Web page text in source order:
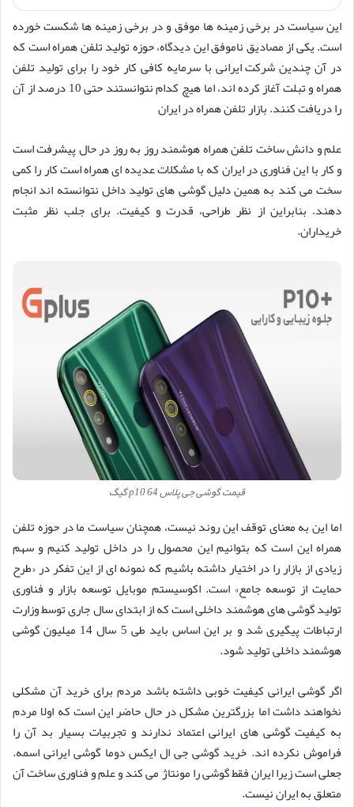
این سیاست در برخی زمینه ها موفق و در برخی زمینه ها شکست خورده
است. یکی از مصادیق ناموفق این دیدگاه، حوزه تولید تلفن همراه است که
در آن چندین شرکت ایرانی با سرمایه کافی کار خود را برای تولید تلفن
همراه و تبلت آغاز کرده اند، اما هیچ کدام نتوانستند حتی 10 درصد از آن
را دریافت کنند. بازار تلفن همراه در ایران
علم و دانش ساخت تلفن همراه هوشمند روز به روز در حال پیشرفت است
و کار با این فناوری در ایران که با مشکلات عدیده ای همراه است کار را کمی
سخت می کند به همین دلیل گوشی های تولید داخل نتوانسته اند انجام
دهند. بنابراین از نظر طراحی، قدرت و کیفیت. برای جلب نظر مثبت
خریداران.
قیمت گوشی جی پلاس p10 64 گیگ
اما این به معنای توقف این روند نیست، همچنان سیاست ما در حوزه تلفن
همراه این است که بتوانیم این محصول را در داخل تولید کنیم و سهم
زیادی از بازار را در اختیار داشته باشیم که نمونه ای از این تفکر در «طرح
حمایت از توسعه جامع» است. اکوسیستم موبایل توسعه بازار و فناوری
تولید گوشی های هوشمند داخلی است که از ابتدای سال جاری توسط وزارت
ارتباطات پیگیری شد و بر این اساس باید طی 5 سال 14 میلیون گوشی
هوشمند داخلی تولید شود.
اگر گوشی ایرانی کیفیت خوبی داشته باشد مردم برای خرید آن مشکلی
نخواهند داشت اما بزرگترین مشکل در حال حاضر این است که اولا مردم
به کیفیت گوشی های ایرانی اعتماد ندارند و تجربیات بسیار بد آن را
فراموش نکرده اند. خرید گوشی جی ال ایکس دوما گوشی ایرانی اسمه.
جعلی است زیرا ایران فقط گوشی را مونتاژ می کند و علم و فناوری ساخت آن
متعلق به ایران نیست.